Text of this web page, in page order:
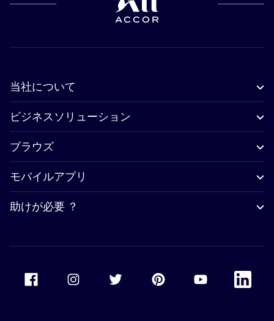
当社について
ビジネスソリューション
ブラウズ
モバイルアプリ
助けが必要 ？
Accor Youtube
Accor